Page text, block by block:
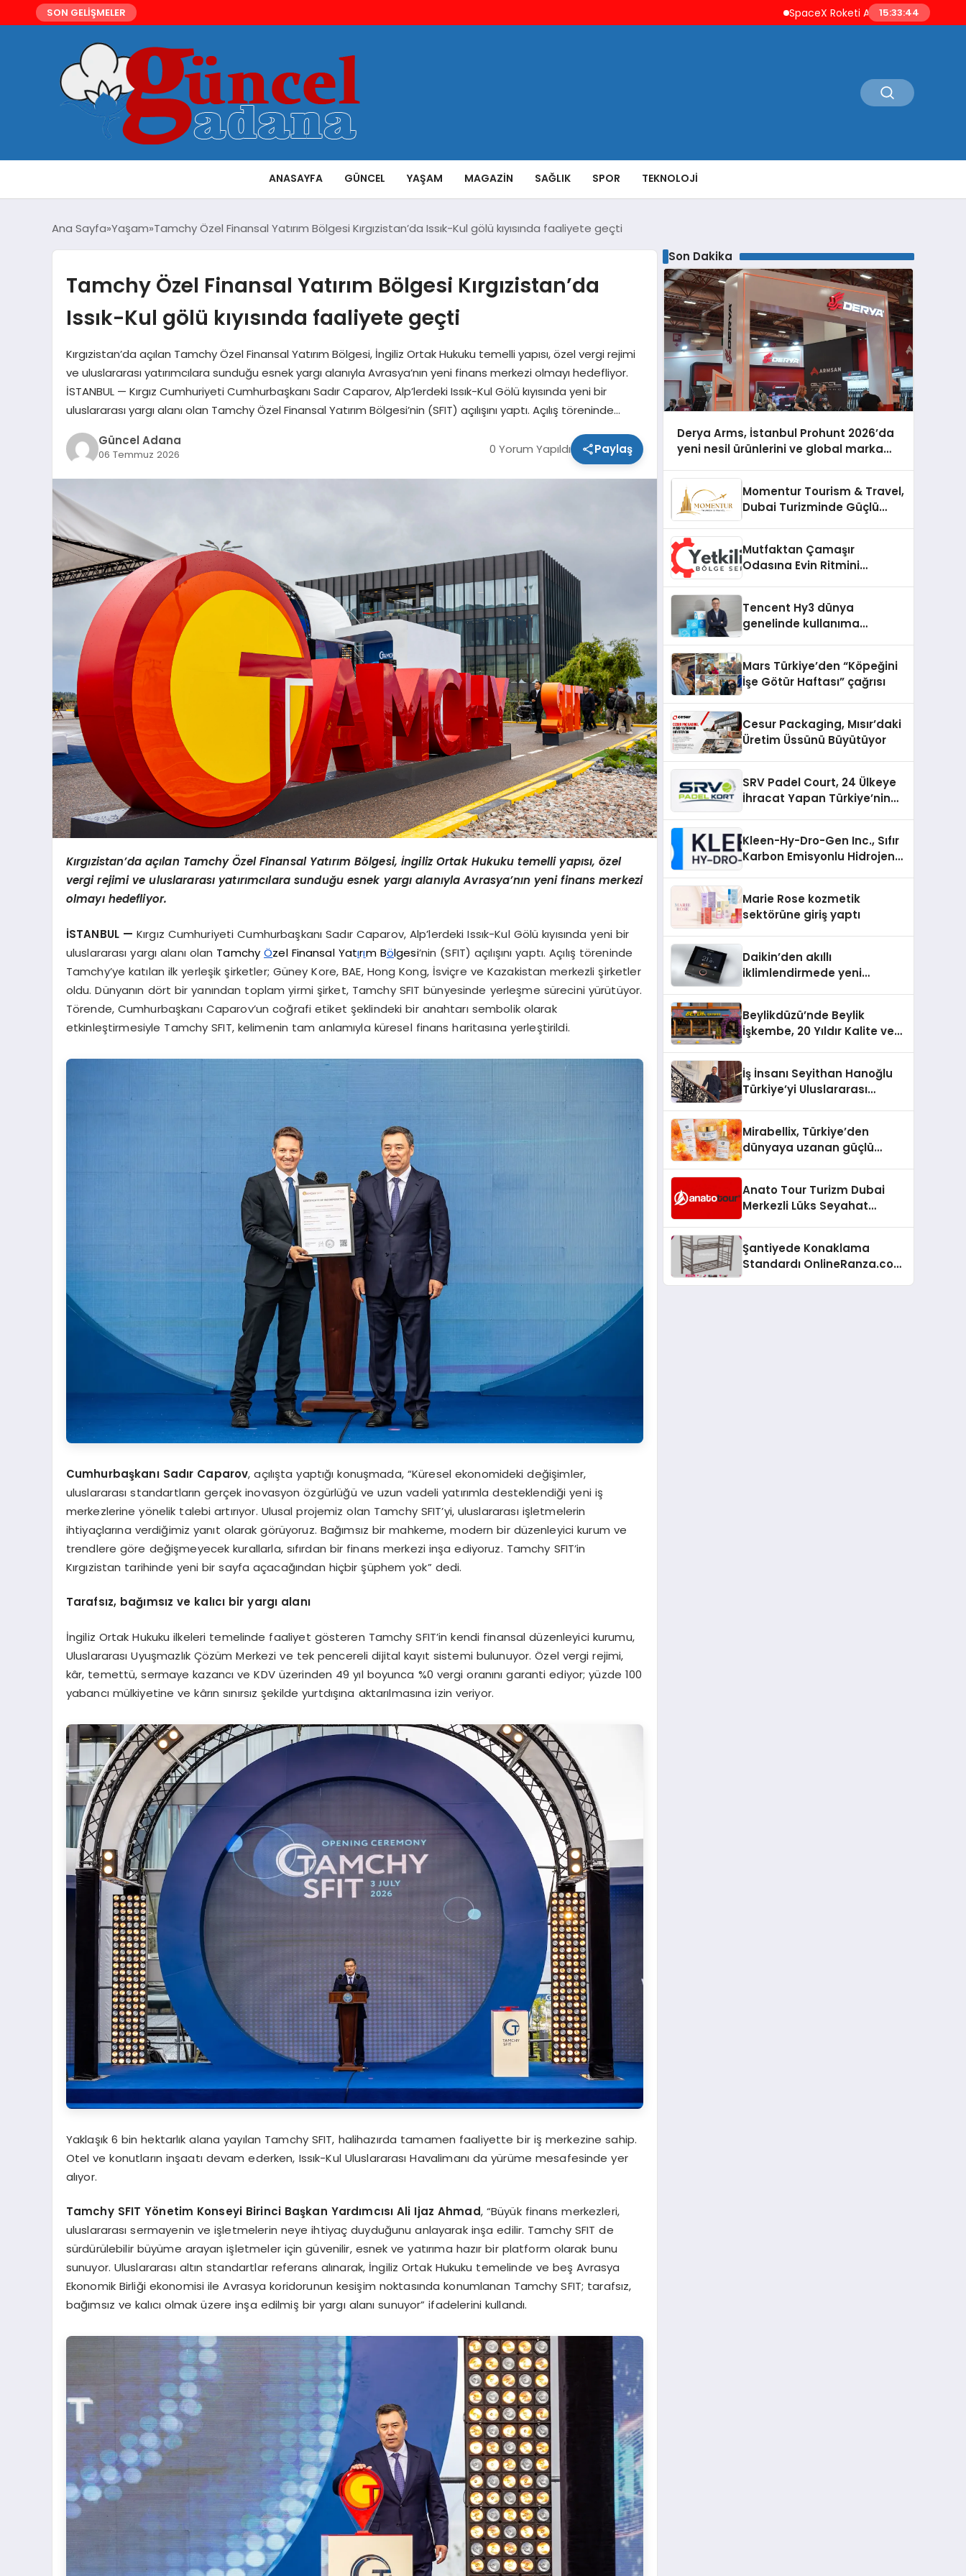
SON GELİŞMELER SpaceX Roketi Ay’a Çarptı Uzay Çöpleri
15:33:46
ANASAYFA GÜNCEL YAŞAM MAGAZIN SAĞLIK SPOR TEKNOLOJI
Ana Sayfa Yaşam Tamchy Özel Finansal Yatırım Bölgesi Kırgızistan’da Issık-Kul gölü kıyısında faaliyete geçti
Tamchy Özel Finansal Yatırım Bölgesi Kırgızistan’da
Issık-Kul gölü kıyısında faaliyete geçti
Kırgızistan’da açılan Tamchy Özel Finansal Yatırım Bölgesi, İngiliz Ortak Hukuku temelli yapısı, özel vergi rejimi
ve uluslararası yatırımcılara sunduğu esnek yargı alanıyla Avrasya’nın yeni finans merkezi olmayı hedefliyor.
İSTANBUL — Kırgız Cumhuriyeti Cumhurbaşkanı Sadır Caparov, Alp’lerdeki Issık-Kul Gölü kıyısında yeni bir
uluslararası yargı alanı olan Tamchy Özel Finansal Yatırım Bölgesi’nin (SFIT) açılışını yaptı. Açılış töreninde…
Güncel Adana
06 Temmuz 2026 0 Yorum Yapıldı Paylaş
Kırgızistan’da açılan Tamchy Özel Finansal Yatırım Bölgesi, İngiliz Ortak Hukuku temelli yapısı, özel
vergi rejimi ve uluslararası yatırımcılara sunduğu esnek yargı alanıyla Avrasya’nın yeni finans merkezi
olmayı hedefliyor.
İSTANBUL — Kırgız Cumhuriyeti Cumhurbaşkanı Sadır Caparov, Alp’lerdeki Issık-Kul Gölü kıyısında yeni bir
uluslararası yargı alanı olan TamchyÖzel Finansal Yatırım Bölgesi’nin (SFIT) açılışını yaptı. Açılış töreninde
Tamchy’ye katılan ilk yerleşik şirketler; Güney Kore, BAE, Hong Kong, İsviçre ve Kazakistan merkezli şirketler
oldu. Dünyanın dört bir yanından toplam yirmi şirket, Tamchy SFIT bünyesinde yerleşme sürecini yürütüyor.
Törende, Cumhurbaşkanı Caparov’un coğrafi etiket şeklindeki bir anahtarı sembolik olarak
etkinleştirmesiyle Tamchy SFIT, kelimenin tam anlamıyla küresel finans haritasına yerleştirildi.
Cumhurbaşkanı Sadır Caparov, açılışta yaptığı konuşmada, “Küresel ekonomideki değişimler,
uluslararası standartların gerçek inovasyon özgürlüğü ve uzun vadeli yatırımla desteklendiği yeni iş
merkezlerine yönelik talebi artırıyor. Ulusal projemiz olan Tamchy SFIT’yi, uluslararası işletmelerin
ihtiyaçlarına verdiğimiz yanıt olarak görüyoruz. Bağımsız bir mahkeme, modern bir düzenleyici kurum ve
trendlere göre değişmeyecek kurallarla, sıfırdan bir finans merkezi inşa ediyoruz. Tamchy SFIT’in
Kırgızistan tarihinde yeni bir sayfa açacağından hiçbir şüphem yok” dedi.
Tarafsız, bağımsız ve kalıcı bir yargı alanı
İngiliz Ortak Hukuku ilkeleri temelinde faaliyet gösteren Tamchy SFIT’in kendi finansal düzenleyici kurumu,
Uluslararası Uyuşmazlık Çözüm Merkezi ve tek pencereli dijital kayıt sistemi bulunuyor. Özel vergi rejimi,
kâr, temettü, sermaye kazancı ve KDV üzerinden 49 yıl boyunca %0 vergi oranını garanti ediyor; yüzde 100
yabancı mülkiyetine ve kârın sınırsız şekilde yurtdışına aktarılmasına izin veriyor.
Yaklaşık 6 bin hektarlık alana yayılan Tamchy SFIT, halihazırda tamamen faaliyette bir iş merkezine sahip.
Otel ve konutların inşaatı devam ederken, Issık-Kul Uluslararası Havalimanı da yürüme mesafesinde yer
alıyor.
Tamchy SFIT Yönetim Konseyi Birinci Başkan Yardımcısı Ali Ijaz Ahmad, “Büyük finans merkezleri,
uluslararası sermayenin ve işletmelerin neye ihtiyaç duyduğunu anlayarak inşa edilir. Tamchy SFIT de
sürdürülebilir büyüme arayan işletmeler için güvenilir, esnek ve yatırıma hazır bir platform olarak bunu
sunuyor. Uluslararası altın standartlar referans alınarak, İngiliz Ortak Hukuku temelinde ve beş Avrasya
Ekonomik Birliği ekonomisi ile Avrasya koridorunun kesişim noktasında konumlanan Tamchy SFIT; tarafsız,
bağımsız ve kalıcı olmak üzere inşa edilmiş bir yargı alanı sunuyor” ifadelerini kullandı.
Son Dakika
Derya Arms, İstanbul Prohunt 2026’da
yeni nesil ürünlerini ve global marka
Momentur Tourism & Travel,
Dubai Turizminde Güçlü
Mutfaktan Çamaşır
Odasına Evin Ritmini
Destek Deneyimi
Tencent Hy3 dünya
genelinde kullanıma
Mars Türkiye’den “Köpeğini
İşe Götür Haftası” çağrısı
Cesur Packaging, Mısır’daki
Üretim Üssünü Büyütüyor
SRV Padel Court, 24 Ülkeye
İhracat Yapan Türkiye’nin
Kleen-Hy-Dro-Gen Inc., Sıfır
Karbon Emisyonlu Hidrojen
Aldı
Marie Rose kozmetik
sektörüne giriş yaptı
Daikin’den akıllı
iklimlendirmede yeni
Beylikdüzü’nde Beylik
İşkembe, 20 Yıldır Kalite ve
İş İnsanı Seyithan Hanoğlu
Türkiye’yi Uluslararası
Mirabellix, Türkiye’den
dünyaya uzanan güçlü
Anato Tour Turizm Dubai
Merkezli Lüks Seyahat
Şantiyede Konaklama
Standardı OnlineRanza.com